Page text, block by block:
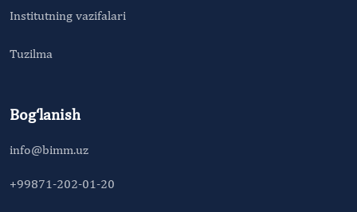
Institutning vazifalari
Tuzilma
Bog‘lanish
info@bimm.uz
+99871-202-01-20